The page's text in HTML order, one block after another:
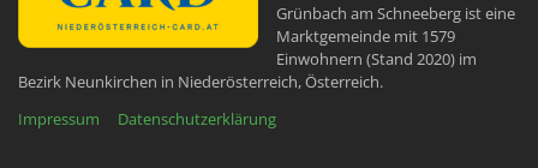
Grünbach am Schneeberg ist eine
Marktgemeinde mit 1579
Einwohnern (Stand 2020) im
Bezirk Neunkirchen in Niederösterreich, Österreich.
Impressum
Datenschutzerklärung